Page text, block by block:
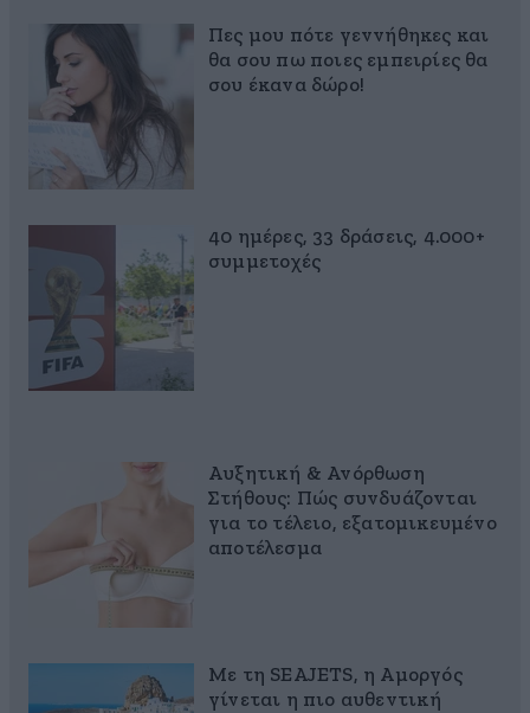
Πες μου πότε γεννήθηκες και
θα σου πω ποιες εμπειρίες θα
σου έκανα δώρο!
40 ημέρες, 33 δράσεις, 4.000+
συμμετοχές
Αυξητική & Ανόρθωση
Στήθους: Πώς συνδυάζονται
για το τέλειο, εξατομικευμένο
αποτέλεσμα
Με τη SEAJETS, η Αμοργός
γίνεται η πιο αυθεντική